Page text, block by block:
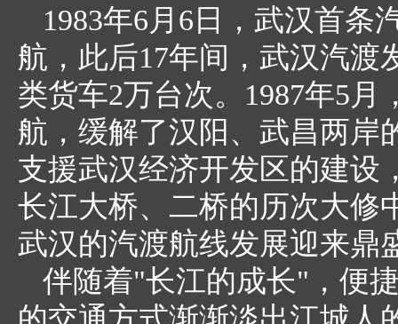
1983年6月6日，武汉首
航，此后17年间，武汉汽渡
类货车2万台次。1987年5
航，缓解了汉阳、武昌两岸
支援武汉经济开发区的建设
长江大桥、二桥的历次大修
武汉的汽渡航线发展迎来鼎
伴随着"长江的成长"，便